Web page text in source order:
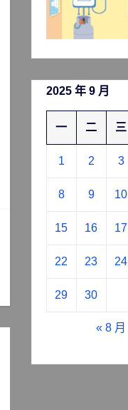
2025 年 9 月
一 二 三
1 2 3
8 9 10
15 16 17
22 23 24
29 30
« 8 月